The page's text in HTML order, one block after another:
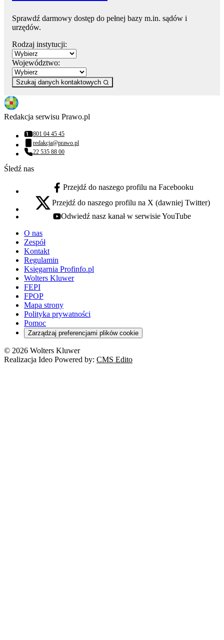
Sprawdź darmowy dostęp do pełnej bazy m.in. sądów i
urzędów.
Rodzaj instytucji:
Województwo:
Szukaj danych kontaktowych
Redakcja serwisu Prawo.pl
Numer telefonu:
801 04 45 45
Adres email:
redakcja@prawo.pl
Numer telefonu:
22 535 88 00
Śledź nas
facebook - otwiera się w nowej karcie
Przejdź do naszego profilu na Facebooku
x - otwiera się w nowej karcie
Przejdź do naszego profilu na X (dawniej Twitter)
youtube - otwiera się w nowej karcie
Odwiedź nasz kanał w serwisie YouTube
O nas
Zespół
Kontakt
Regulamin
Księgarnia Profinfo.pl
Wolters Kluwer
FEPI
FPOP
Mapa strony
Polityka prywatności
Pomoc
Zarządzaj preferencjami plików cookie
© 2026 Wolters Kluwer
Realizacja Ideo Powered by: CMS Edito